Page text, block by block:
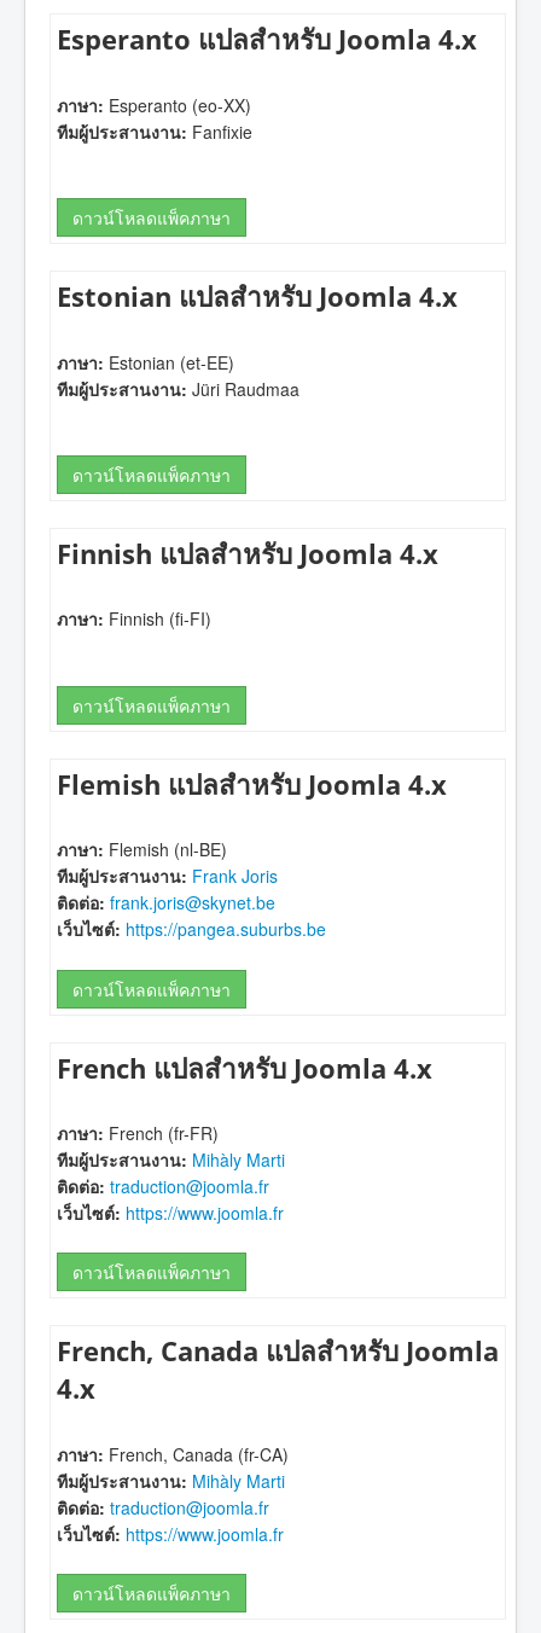
Esperanto แปลสำหรับ Joomla 4.x
ภาษา: Esperanto (eo-XX)
ทีมผู้ประสานงาน: Fanfixie
ดาวน์โหลดแพ็คภาษา
Estonian แปลสำหรับ Joomla 4.x
ภาษา: Estonian (et-EE)
ทีมผู้ประสานงาน: Jüri Raudmaa
ดาวน์โหลดแพ็คภาษา
Finnish แปลสำหรับ Joomla 4.x
ภาษา: Finnish (fi-FI)
ดาวน์โหลดแพ็คภาษา
Flemish แปลสำหรับ Joomla 4.x
ภาษา: Flemish (nl-BE)
ทีมผู้ประสานงาน: Frank Joris
ติดต่อ: frank.joris@skynet.be
เว็บไซต์: https://pangea.suburbs.be
ดาวน์โหลดแพ็คภาษา
French แปลสำหรับ Joomla 4.x
ภาษา: French (fr-FR)
ทีมผู้ประสานงาน: Mihàly Marti
ติดต่อ: traduction@joomla.fr
เว็บไซต์: https://www.joomla.fr
ดาวน์โหลดแพ็คภาษา
French, Canada แปลสำหรับ Joomla
4.x
ภาษา: French, Canada (fr-CA)
ทีมผู้ประสานงาน: Mihàly Marti
ติดต่อ: traduction@joomla.fr
เว็บไซต์: https://www.joomla.fr
ดาวน์โหลดแพ็คภาษา